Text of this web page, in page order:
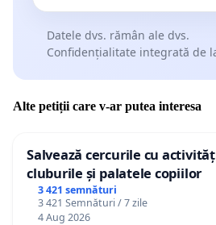
Datele dvs. rămân ale dvs.
Confidențialitate integrată de
Alte petiții care v-ar putea interesa
Salvează cercurile cu
cluburile și palatele copiilor
3 421 semnături
3 421 Semnături / 7 zile
4 Aug 2026